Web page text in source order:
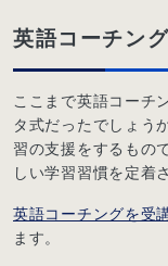
英語コーチン
ここまで英語コーチ
タ式だったでしょう
習の支援をするもの
しい学習習慣を定着
英語コーチングを受
ます。